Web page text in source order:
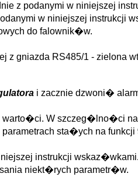
z podanymi w niniejszej
w niniejszej instrukcji
do falownik�w.
RS485/1 - zielona
i zacznie dzwoni�
warto�ci. W
sta�ych na funkcji
instrukcji wskaz�wkami.
niekt�rych parametr�w.